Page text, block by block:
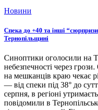
Новини
Спека до +40 та інші
Тернопільщині
Синоптики оголосили на
небезпечності через
на мешканців краю чекає
— від спеки під 38° до
серпня, в регіоні
повідомили в